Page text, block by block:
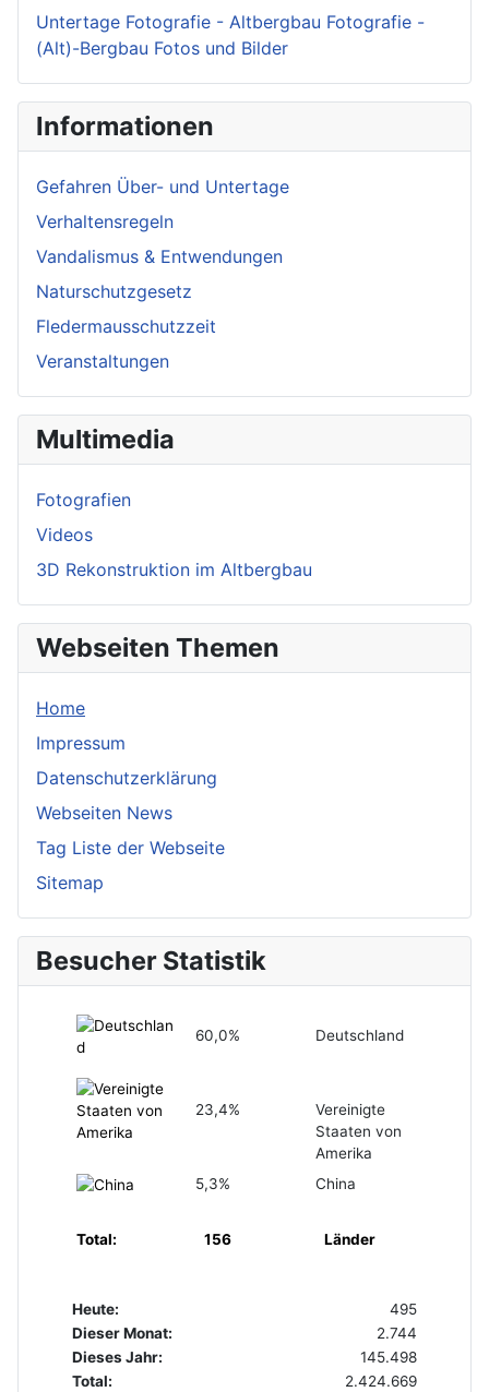
Untertage Fotografie - Altbergbau Fotografie -
(Alt)-Bergbau Fotos und Bilder
Informationen
Gefahren Über- und Untertage
Verhaltensregeln
Vandalismus & Entwendungen
Naturschutzgesetz
Fledermausschutzzeit
Veranstaltungen
Multimedia
Fotografien
Videos
3D Rekonstruktion im Altbergbau
Webseiten Themen
Home
Impressum
Datenschutzerklärung
Webseiten News
Tag Liste der Webseite
Sitemap
Besucher Statistik
60,0% Deutschland
23,4%
Vereinigte
Staaten von
Amerika
5,3%
China
Total: 156 Länder
Heute:
495
Dieser Monat:
2.744
Dieses Jahr:
145.498
Total:
2.424.669